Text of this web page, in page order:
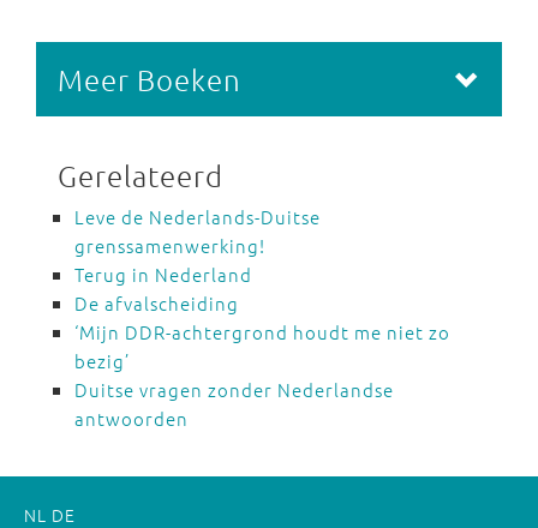
Meer Boeken
Gerelateerd
Leve de Nederlands-Duitse
grenssamenwerking!
Terug in Nederland
De afvalscheiding
‘Mijn DDR-achtergrond houdt me niet zo
bezig’
Duitse vragen zonder Nederlandse
antwoorden
NL DE